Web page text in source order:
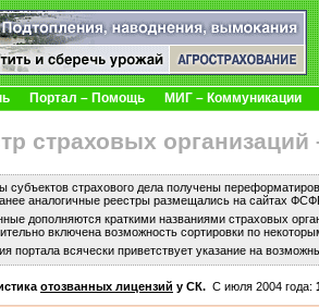
Портал – Помощь МИГ – Коммуникации
страховых
субъектов страхового дела получены
аналогичные реестры размещались на сайтах
дополняются краткими названиями страховых
включена возможность сортировки по
портала всячески приветствует указание на
отозванных лицензий у СК. C июля 2004 года: